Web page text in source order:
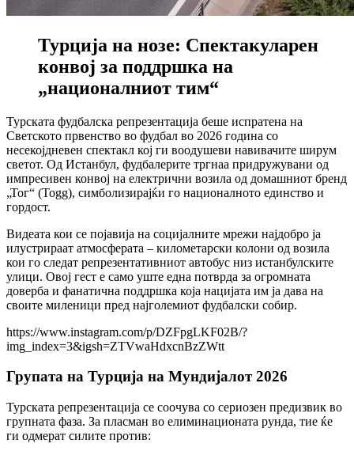
Турција на нозе: Спектакуларен
конвој за поддршка на
„националниот тим“
Турската фудбалска репрезентација беше испратена на
Светското првенство во фудбал во 2026 година со
несекојдневен спектакл кој ги воодушеви навивачите ширум
светот. Од Истанбул, фудбалерите тргнаа придружувани од
импресивен конвој на електрични возила од домашниот бренд
„Тог“ (Togg), симболизирајќи го националното единство и
гордост.
Видеата кои се појавија на социјалните мрежи најдобро ја
илустрираат атмосферата – километарски колони од возила
кои го следат репрезентативниот автобус низ истанбулските
улици. Овој гест е само уште една потврда за огромната
доверба и фанатична поддршка која нацијата им ја дава на
своите миленици пред најголемиот фудбалски собир.
https://www.instagram.com/p/DZFpgLKF02B/?
img_index=3&igsh=ZTVwaHdxcnBzZWtt
Групата на Турција на Мундијалот 2026
Турската репрезентација се соочува со сериозен предизвик во
групната фаза. За пласман во елиминационата рунда, тие ќе
ги одмерат силите против: